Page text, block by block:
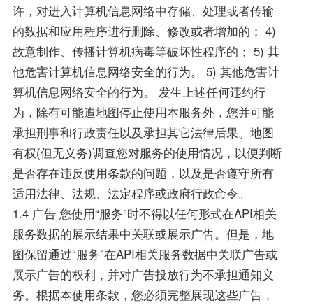
许，对进入计算机信息网络中存储、处理或者传输
的数据和应用程序进行删除、修改或者增加的； 4)
故意制作、传播计算机病毒等破坏性程序的； 5) 其
他危害计算机信息网络安全的行为。 5) 其他危害计
算机信息网络安全的行为。 发生上述任何违约行
为，除有可能遭地图停止使用本服务外，您并可能
承担刑事和行政责任以及承担其它法律后果。地图
有权(但无义务)调查您对服务的使用情况，以便判断
是否存在违反使用条款的问题，以及是否遵守所有
适用法律、法规、法定程序或政府行政命令。
1.4 广告 您使用“服务”时不得以任何形式在API相关
服务数据的展示结果中关联或展示广告。但是，地
图保留通过“服务”在API相关服务数据中关联广告或
展示广告的权利，并对广告投放行为不承担通知义
务。根据本使用条款，您必须完整展现这些广告，